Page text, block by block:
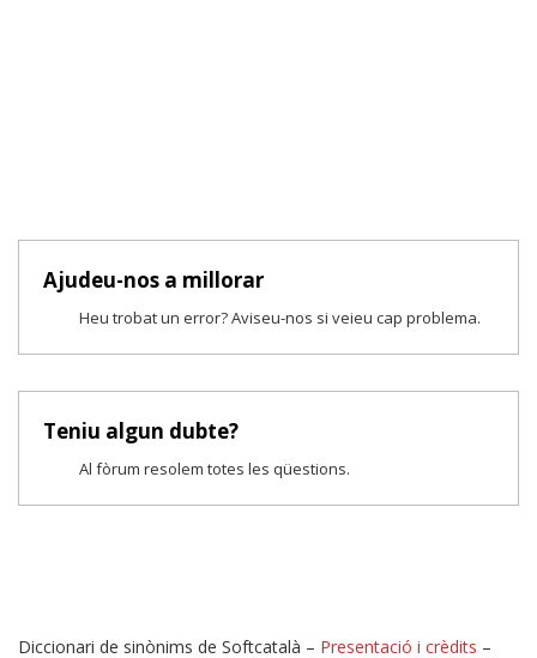
Ajudeu-nos a millorar
Heu trobat un error? Aviseu-nos si veieu cap problema.
Teniu algun dubte?
Al fòrum resolem totes les qüestions.
Diccionari de sinònims de Softcatalà – Presentació i crèdits –